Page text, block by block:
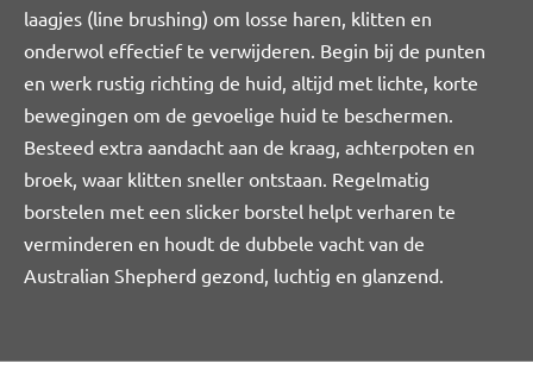
laagjes (line brushing) om losse haren, klitten en
onderwol effectief te verwijderen. Begin bij de punten
en werk rustig richting de huid, altijd met lichte, korte
bewegingen om de gevoelige huid te beschermen.
Besteed extra aandacht aan de kraag, achterpoten en
broek, waar klitten sneller ontstaan. Regelmatig
borstelen met een slicker borstel helpt verharen te
verminderen en houdt de dubbele vacht van de
Australian Shepherd gezond, luchtig en glanzend.